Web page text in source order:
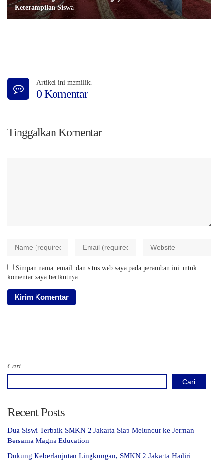
Keterampilan Siswa
Artikel ini memiliki
0 Komentar
Tinggalkan Komentar
Simpan nama, email, dan situs web saya pada peramban ini untuk
komentar saya berikutnya.
Cari
Cari
Recent Posts
Dua Siswi Terbaik SMKN 2 Jakarta Siap Meluncur ke Jerman
Bersama Magna Education
Dukung Keberlanjutan Lingkungan, SMKN 2 Jakarta Hadiri